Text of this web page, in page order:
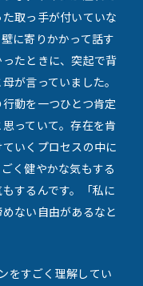
取っ手が付いていな
に寄りかかって話す
たときに、突起で背
が言っていました。
動を一つひとつ肯定
っていて。存在を肯
いくプロセスの中に
く健やかな気もする
するんです。「私に
ない自由があるなと
をすごく理解してい